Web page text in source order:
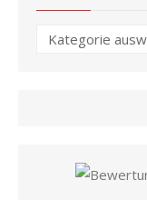
Kategorien